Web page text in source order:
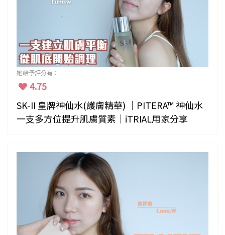
她給予評分有：
4.75
SK-II 皇牌神仙水(護膚精華) ｜PITERA™ 神仙水
一支多方位提升肌膚質素｜iTRIAL用家分享